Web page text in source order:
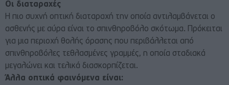
Οι διαταραχές
Η πιο συχνή οπτική διαταραχή την οποία αντιλαμβάνεται ο
ασθενής με αύρα είναι το σπινθηροβόλο σκότωμα. Πρόκειται
για μια περιοχή θολής όρασης που περιβάλλεται από
σπινθηροβόλες τεθλασμένες γραμμές, η οποία σταδιακά
μεγαλώνει και τελικά διασκορπίζεται.
Άλλα οπτικά φαινόμενα είναι: